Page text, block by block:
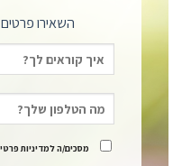
השאירו פרטים
מסכים/ה למדיניות